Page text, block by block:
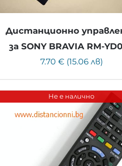
Дистанционно
за SONY BRAVIA RM-
7.70 € (15.06 лв)
Не е налично